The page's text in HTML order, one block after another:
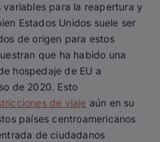
para la reapertura y
Estados Unidos suele ser
de origen para estos
que ha habido una
hospedaje de EU a
de 2020. Esto
de viaje aún en su
países centroamericanos
de ciudadanos